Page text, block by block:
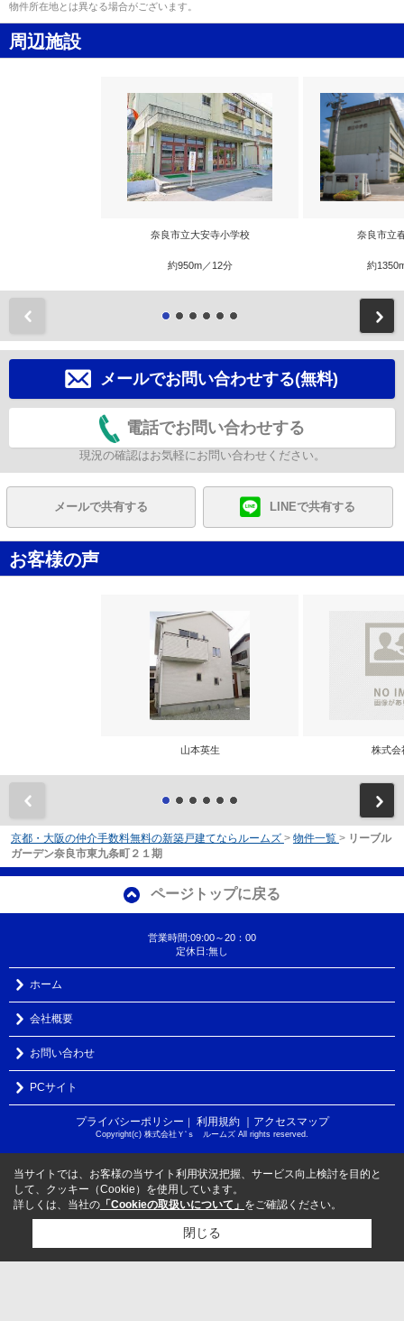
物件所在地とは異なる場合がございます。
周辺施設
奈良市立大安寺小学校
約950m／12分
奈良市立
約
メールでお問い合わせする(無料)
電話でお問い合わせする
現況の確認はお気軽にお問い合わせください。
メールで共有する LINEで共有する
お客様の声
山本英生 株式会
京都・大阪の仲介手数料無料の新築戸建てならルームズ > 物件一覧 > リーブル
ガーデン奈良市東九条町２１期
ページトップに戻る
営業時間:09:00～20：00
定休日:無し
ホーム
会社概要
お問い合わせ
PCサイト
プライバシーポリシー 利用規約 ｜アクセスマップ
Copyright(c) 株式会社Ｙ‘ｓ ルームズ All rights reserved.
当サイトでは、お客様の当サイト利用状況把握、サービス向上検討を目的と
して、クッキー（Cookie）を使用しています。
詳しくは、当社の 「Cookieの取扱いについて」 をご確認ください。
閉じる